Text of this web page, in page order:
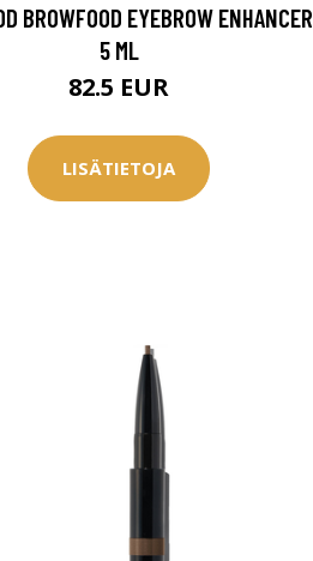
BROWFOOD EYEBROW ENHANCER
5 ML
82.5 EUR
LISÄTIETOJA
-20 %!